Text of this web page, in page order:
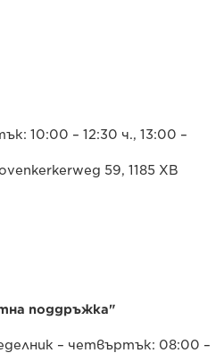
10:00 – 12:30 ч., 13:00 –
59, 1185 XB
поддръжка"
– четвъртък: 08:00 –